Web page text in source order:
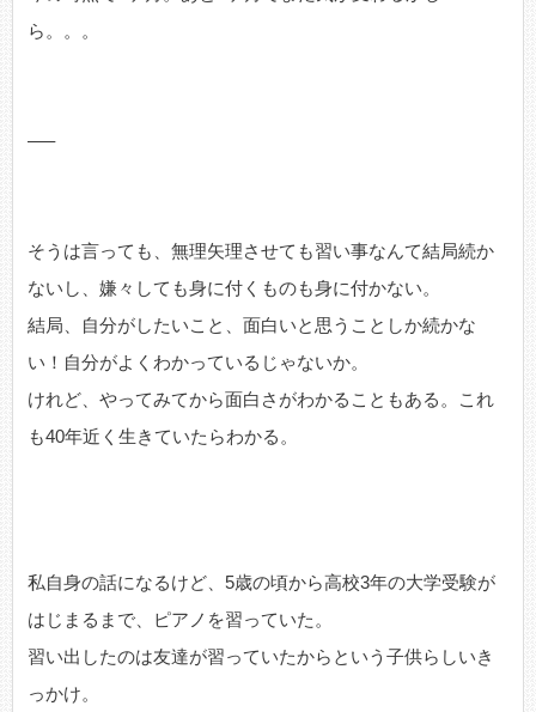
ら。。。
—–
そうは言っても、無理矢理させても習い事なんて結局続か
ないし、嫌々しても身に付くものも身に付かない。
結局、自分がしたいこと、面白いと思うことしか続かな
い！自分がよくわかっているじゃないか。
けれど、やってみてから面白さがわかることもある。これ
も40年近く生きていたらわかる。
私自身の話になるけど、5歳の頃から高校3年の大学受験が
はじまるまで、ピアノを習っていた。
習い出したのは友達が習っていたからという子供らしいき
っかけ。